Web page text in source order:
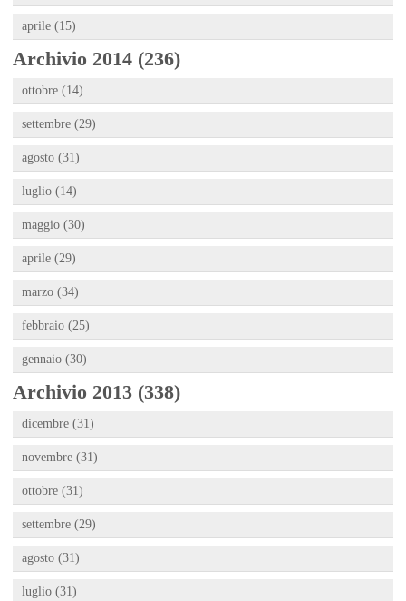
aprile (15)
Archivio 2014 (236)
ottobre (14)
settembre (29)
agosto (31)
luglio (14)
maggio (30)
aprile (29)
marzo (34)
febbraio (25)
gennaio (30)
Archivio 2013 (338)
dicembre (31)
novembre (31)
ottobre (31)
settembre (29)
agosto (31)
luglio (31)